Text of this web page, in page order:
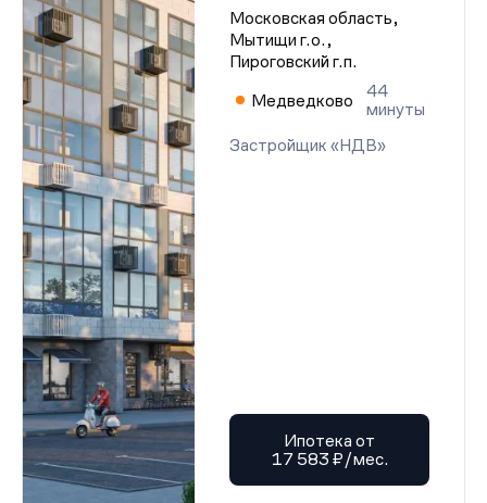
Московская область,
Мытищи г.о.,
Пироговский г.п.
Медведково
44
минуты
Застройщик «НДВ»
Ипотека от
17 583 ₽/мес.